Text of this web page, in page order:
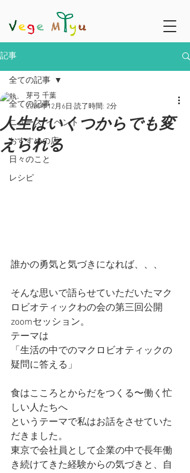
記事
全ての記事
ニュース/イベント
おすすめの店
日々のこと
レシピ
全ての記事
人生はいくつからでも変
えられる
芽弓 千葉
2020年12月6日 読了時間: 2分
誰かの勇気と気づきになれば、、、
そんな思いで語らせていただいたマク
ロビオティックわの会の第三回公開
zoomセッション。
テーマは
「生活の中でのマクロビオティックの
疑問に答える」
食はこころとからだをつくる〜働く忙
しい人たちへ
というテーマで私はお話をさせていた
だきました。
東京で会社員として企業の中で長年働
き続けてきた経験からの気づきと、自